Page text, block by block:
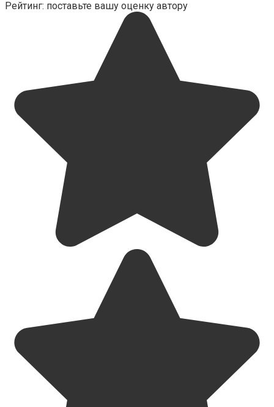
Рейтинг: поставьте вашу оценку автору